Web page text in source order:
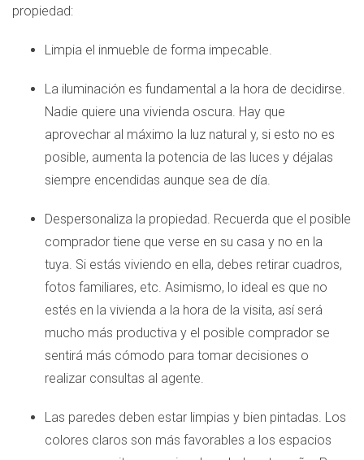
propiedad:
Limpia el inmueble de forma impecable.
La iluminación es fundamental a la hora de decidirse.
Nadie quiere una vivienda oscura. Hay que
aprovechar al máximo la luz natural y, si esto no es
posible, aumenta la potencia de las luces y déjalas
siempre encendidas aunque sea de día.
Despersonaliza la propiedad. Recuerda que el posible
comprador tiene que verse en su casa y no en la
tuya. Si estás viviendo en ella, debes retirar cuadros,
fotos familiares, etc. Asimismo, lo ideal es que no
estés en la vivienda a la hora de la visita, así será
mucho más productiva y el posible comprador se
sentirá más cómodo para tomar decisiones o
realizar consultas al agente.
Las paredes deben estar limpias y bien pintadas. Los
colores claros son más favorables a los espacios